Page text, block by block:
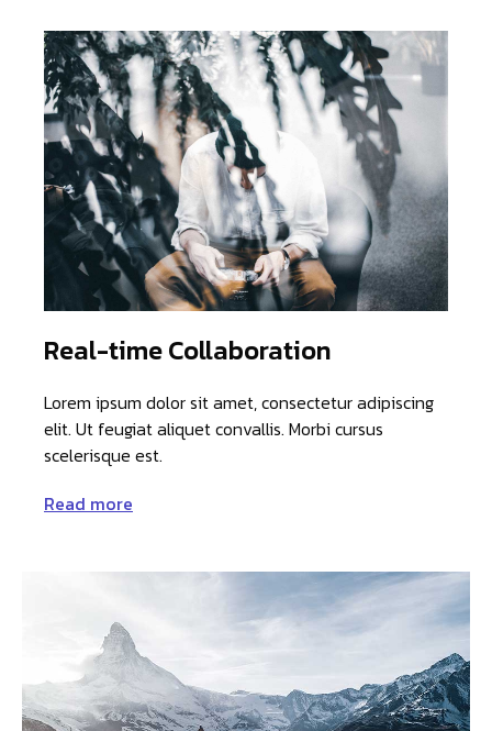
Real-time Collaboration
Lorem ipsum dolor sit amet, consectetur adipiscing
elit. Ut feugiat aliquet convallis. Morbi cursus
scelerisque est.
Read more